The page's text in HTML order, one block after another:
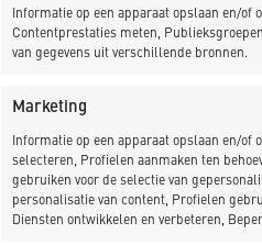
Informatie op een apparaat opslaan en/of
Contentprestaties meten,
van gegevens uit verschillende bronnen.
Marketing
Informatie op een apparaat opslaan en/of
selecteren, Profielen aanmaken ten
gebruiken voor de selectie van
personalisatie van content, Profielen
Diensten ontwikkelen en verbeteren,